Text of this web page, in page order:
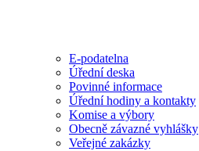
E-podatelna
Úřední deska
Povinné informace
Úřední hodiny a kontakty
Komise a výbory
Obecně závazné vyhlášky
Veřejné zakázky